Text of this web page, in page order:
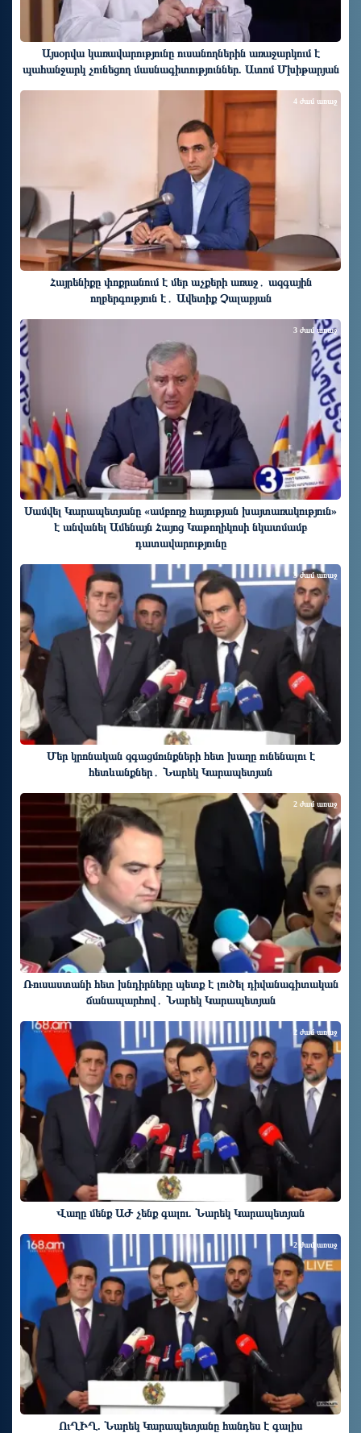
Այսօրվա կառավարությունը ուսանողներին առաջարկում է
պահանջարկ չունեցող մասնագիտություններ. Ատոմ Մխիթարյան
Հայրենիքը փոքրանում է մեր աչքերի առաջ․ ազգային
ողբերգություն է․ Ավետիք Չալաբյան
4 ժամ առաջ
Սամվել Կարապետյանը «ամբողջ հայության խայտառակություն»
է անվանել Ամենայն Հայոց Կաթողիկոսի նկատմամբ
դատավարությունը
3 ժամ առաջ
Մեր կրոնական զգացմունքների հետ խաղը ունենալու է
հետևանքներ․ Նարեկ Կարապետյան
3 ժամ առաջ
Ռուսաստանի հետ խնդիրները պետք է լուծել դիվանագիտական
ճանապարհով․ Նարեկ Կարապետյան
2 ժամ առաջ
Վաղը մենք ԱԺ չենք գալու. Նարեկ Կարապետյան
2 ժամ առաջ
ՈւՂԻՂ. Նարեկ Կարապետյանը հանդես է գալիս
2 ժամ առաջ